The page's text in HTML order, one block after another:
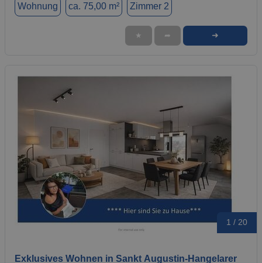
Wohnung ca. 75,00 m² Zimmer 2
★ ➦ ➜
1 / 20
Exklusives Wohnen in Sankt Augustin-Hangelarer